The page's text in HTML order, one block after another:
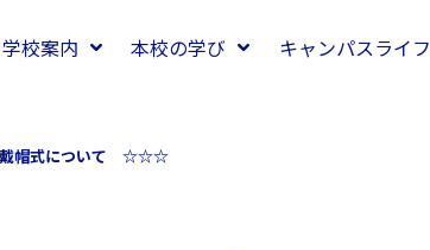
学校案内 本校の学び キャンパスライフ
帽式について ☆☆☆